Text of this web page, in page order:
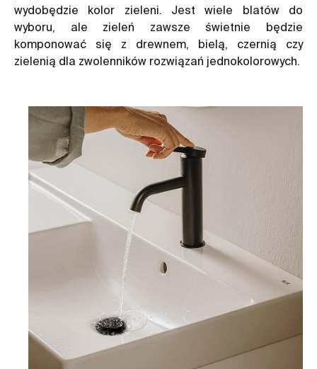
wydobędzie kolor zieleni. Jest wiele blatów do
wyboru, ale zieleń zawsze świetnie będzie
komponować się z drewnem, bielą, czernią czy
zielenią dla zwolenników rozwiązań jednokolorowych.